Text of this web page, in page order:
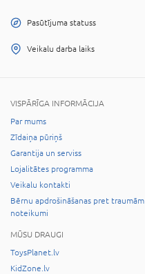
Pasūtījuma statuss
Veikalu darba laiks
VISPĀRĪGA INFORMĀCIJA
Par mums
Zīdaiņa pūriņš
Garantija un serviss
Lojalitātes programma
Veikalu kontakti
Bērnu apdrošināšanas pret traumām
noteikumi
MŪSU DRAUGI
ToysPlanet.lv
KidZone.lv